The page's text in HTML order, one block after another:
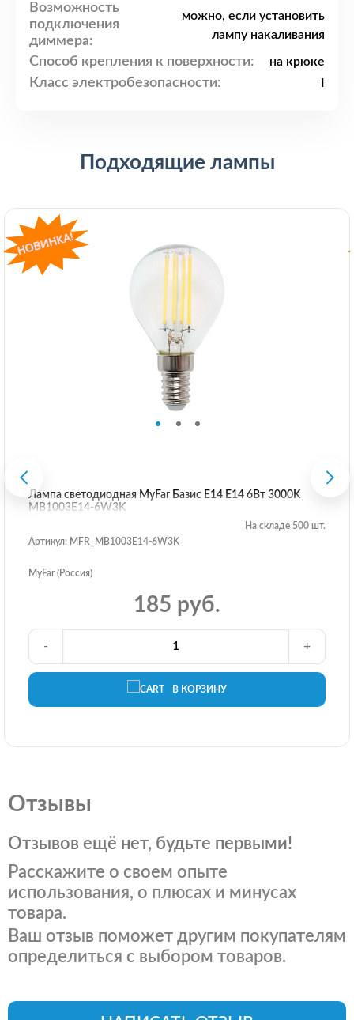
Возможность
подключения
диммера:
можно, если установить
лампу накаливания
Способ крепления к поверхности: на крюке
Класс электробезопасности:
Подходящие лампы
Лампа светодиодная MyFar Базис E14 E14 6Вт 3000K
MB1003E14-6W3K
На складе 500 шт.
Артикул: MFR_MB1003E14-6W3K
MyFar (Россия)
185 руб.
В КОРЗИНУ
- +
Отзывы
Отзывов ещё нет, будьте первыми!
Расскажите о своем опыте
использования, о плюсах и минусах
товара.
Ваш отзыв поможет другим покупателям
определиться с выбором товаров.